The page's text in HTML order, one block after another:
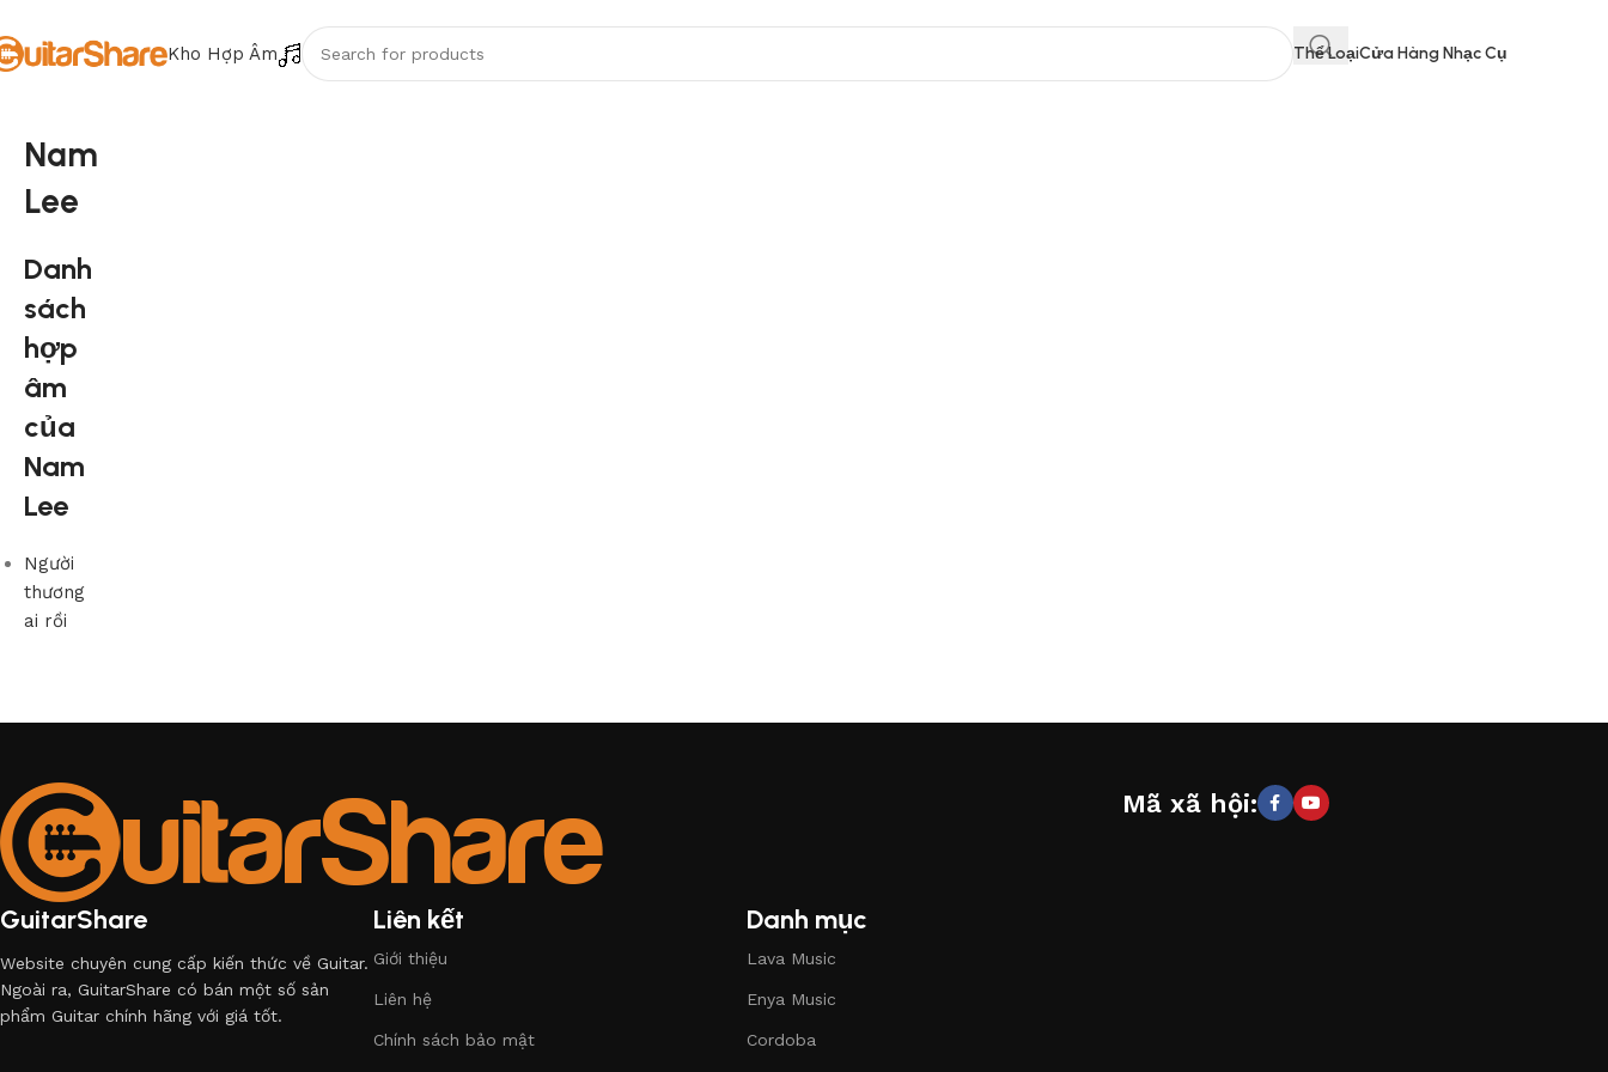
Kho Hợp Âm Thể LoạiCửa Hàng Nhạc Cụ
Nam
Lee
Danh
sách
hợp
âm
của
Nam
Lee
Người
thương
ai rồi
GuitarShare
Website chuyên cung cấp kiến thức về Guitar.
Ngoài ra, GuitarShare có bán một số sản
phẩm Guitar chính hãng với giá tốt.
Liên kết
Giới thiệu
Liên hệ
Chính sách bảo mật
Danh mục
Lava Music
Enya Music
Cordoba
Mã xã hội: